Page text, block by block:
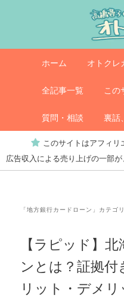
へ
動
移
オトクレカ
ュ
ホーム オトクレ
全記事一覧 この
質問・相談 裏話
このサイトはアフィ
広告収入による売り上げの一部
「地方銀行カードローン 」カテゴ
【ラピッド】
ンとは？証拠
リット・デメリ